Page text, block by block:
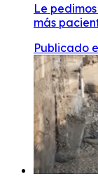
Le
más
Publicado